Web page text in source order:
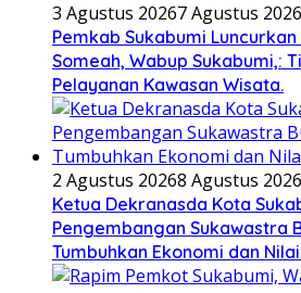
3 Agustus 20267 Agustus 2026
Pemkab Sukabumi
Someah, Wabup Sukabumi,:
Pelayanan Kawasan Wisata.
2 Agustus 20268 Agustus 2026
Ketua Dekranasda Kota
Pengembangan Sukawastra
Tumbuhkan Ekonomi dan